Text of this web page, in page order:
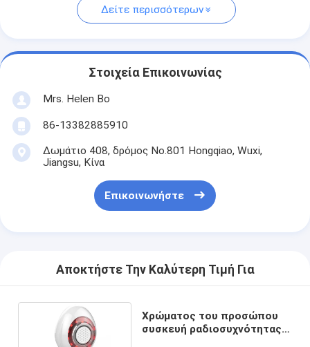
Δείτε περισσότερων
Στοιχεία Επικοινωνίας
Mrs. Helen Bo
86-13382885910
Δωμάτιο 408, δρόμος No.801 Hongqiao, Wuxi,
Jiangsu, Κίνα
Επικοινωνήστε
Αποκτήστε Την Καλύτερη Τιμή Για
Χρώματος του προσώπου
συσκευή ραδιοσυχνότητας